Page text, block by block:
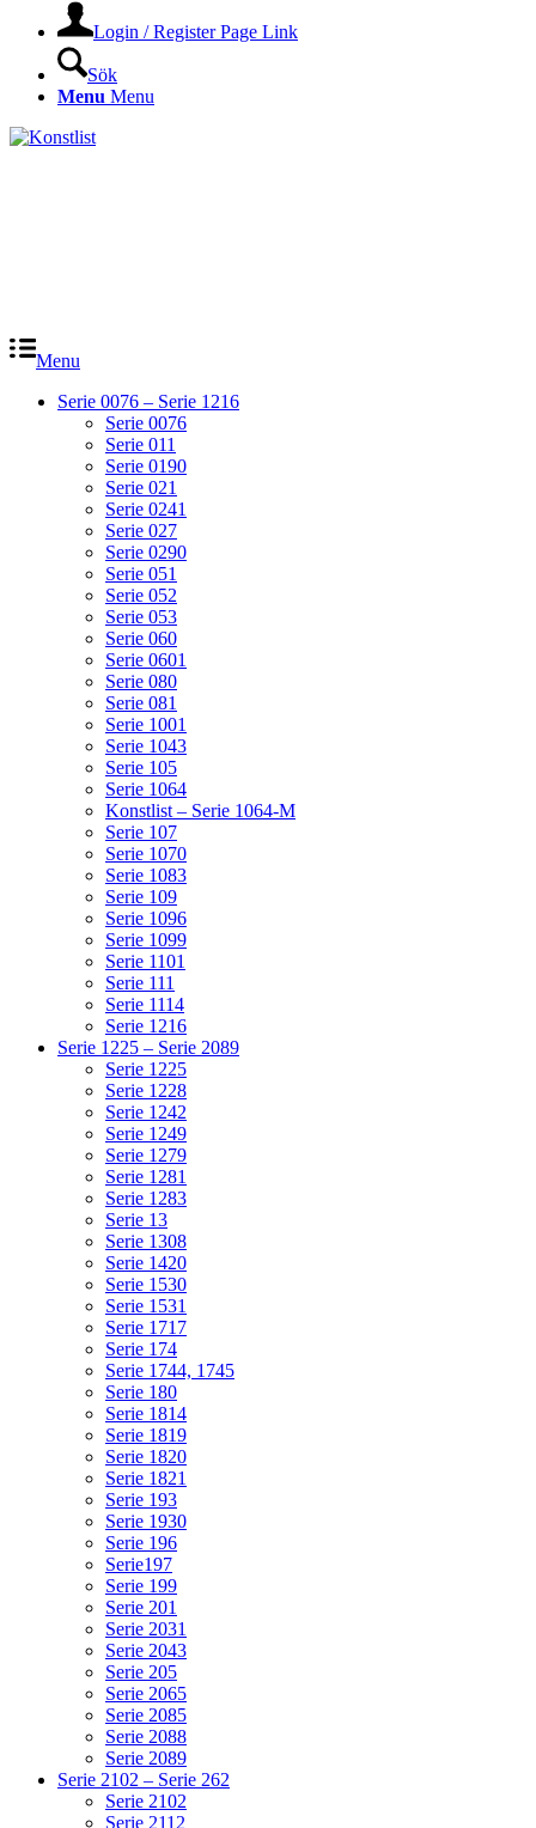
Login / Register Page Link
Sök
Menu Menu
Menu
Serie 0076 – Serie 1216
Serie 0076
Serie 011
Serie 0190
Serie 021
Serie 0241
Serie 027
Serie 0290
Serie 051
Serie 052
Serie 053
Serie 060
Serie 0601
Serie 080
Serie 081
Serie 1001
Serie 1043
Serie 105
Serie 1064
Konstlist – Serie 1064-M
Serie 107
Serie 1070
Serie 1083
Serie 109
Serie 1096
Serie 1099
Serie 1101
Serie 111
Serie 1114
Serie 1216
Serie 1225 – Serie 2089
Serie 1225
Serie 1228
Serie 1242
Serie 1249
Serie 1279
Serie 1281
Serie 1283
Serie 13
Serie 1308
Serie 1420
Serie 1530
Serie 1531
Serie 1717
Serie 174
Serie 1744, 1745
Serie 180
Serie 1814
Serie 1819
Serie 1820
Serie 1821
Serie 193
Serie 1930
Serie 196
Serie197
Serie 199
Serie 201
Serie 2031
Serie 2043
Serie 205
Serie 2065
Serie 2085
Serie 2088
Serie 2089
Serie 2102 – Serie 262
Serie 2102
Serie 2112